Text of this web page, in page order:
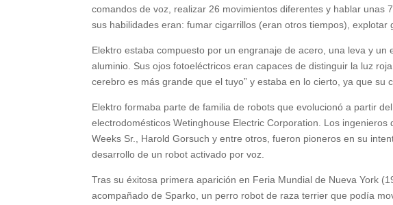
comandos de voz, realizar 26 movimientos diferentes y hablar unas
sus habilidades eran: fumar cigarrillos (eran otros tiempos), explotar
Elektro estaba compuesto por un engranaje de acero, una leva y
aluminio. Sus ojos fotoeléctricos eran capaces de distinguir la luz
cerebro es más grande que el tuyo” y estaba en lo cierto, ya que
Elektro formaba parte de familia de robots que evolucionó a partir
electrodomésticos Wetinghouse Electric Corporation. Los
Weeks Sr., Harold Gorsuch y entre otros, fueron pioneros en su
desarrollo de un robot activado por voz.
Tras su éxitosa primera aparición en Feria Mundial de Nueva York
acompañado de Sparko, un perro robot de raza terrier que podía